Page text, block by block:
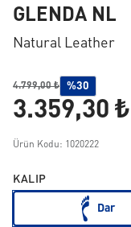
GLENDA NL
Natural Leather
4.799,00 ₺ %30
3.359,30 ₺
Ürün Kodu: 1020222
KALIP
Dar